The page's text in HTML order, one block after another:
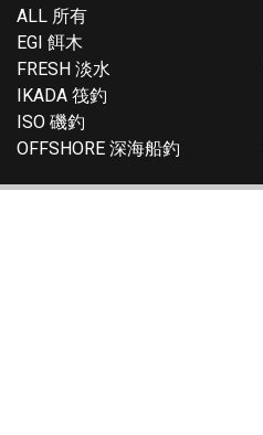
ALL 所有
EGI 餌木
FRESH 淡水
IKADA 筏釣
ISO 磯釣
OFFSHORE 深海船釣